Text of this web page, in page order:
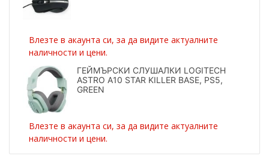
Влезте в акаунта си, за да видите актуалните
наличности и цени.
ГЕЙМЪРСКИ СЛУШАЛКИ LOGITECH
ASTRO A10 STAR KILLER BASE, PS5,
GREEN
Влезте в акаунта си, за да видите актуалните
наличности и цени.